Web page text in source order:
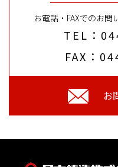
用露出型弾
お電話・FAXでのお問
TEL：
FAX：
お